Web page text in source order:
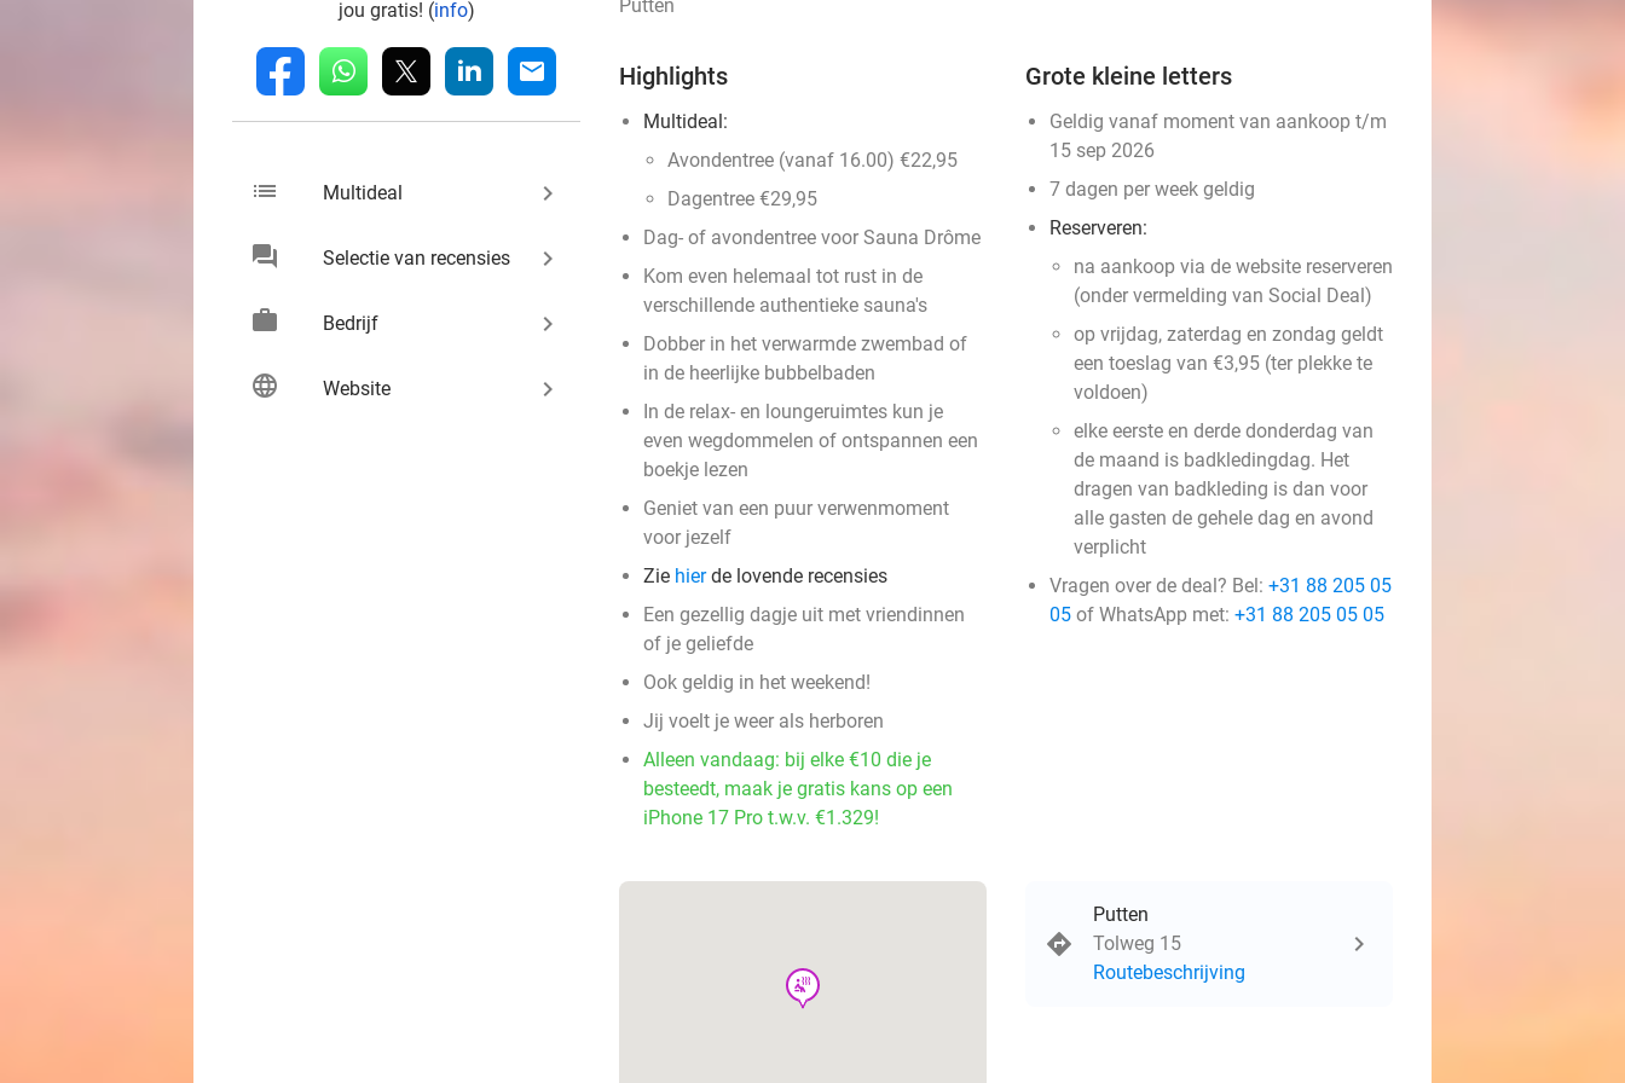
jou gratis! (info)
fb whatsapp linkedin mail
list Multideal keyboard_arrow_right
chat Selectie van recensies keyboard_arrow_right
work Bedrijf keyboard_arrow_right
language Website keyboard_arrow_right
Putten
Highlights
Multideal:
Avondentree (vanaf 16.00) €22,95
Dagentree €29,95
Dag- of avondentree voor Sauna Drôme
Kom even helemaal tot rust in de
verschillende authentieke sauna's
Dobber in het verwarmde zwembad of
in de heerlijke bubbelbaden
In de relax- en loungeruimtes kun je
even wegdommelen of ontspannen een
boekje lezen
Geniet van een puur verwenmoment
voor jezelf
Zie hierde lovende recensies
Een gezellig dagje uit met vriendinnen
of je geliefde
Ook geldig in het weekend!
Jij voelt je weer als herboren
Alleen vandaag: bij elke €10 die je
besteedt, maak je gratis kans op een
iPhone 17 Pro t.w.v. €1.329!
Grote kleine letters
Geldig vanaf moment van aankoop t/m
15 sep 2026
7 dagen per week geldig
Reserveren:
na aankoop via de website reserveren
(onder vermelding van Social Deal)
op vrijdag, zaterdag en zondag geldt
een toeslag van €3,95 (ter plekke te
voldoen)
elke eerste en derde donderdag van
de maand is badkledingdag. Het
dragen van badkleding is dan voor
alle gasten de gehele dag en avond
verplicht
Vragen over de deal? Bel: +31 88 205 05
05 of WhatsApp met: +31 88 205 05 05
wellness
Putten
Tolweg 15
Routebeschrijving